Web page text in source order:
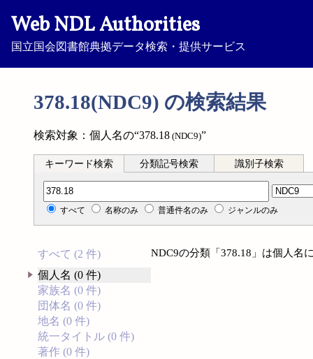
Web NDL Authorities
国立国会図書館典拠データ検索・提供サービス
378.18(NDC9) の検索結果
検索対象：個人名の“378.18 (NDC9)”
キーワード検索 分類記号検索 識別子検索
分類記号検索
すべて 名称のみ 普通件名のみ ジャンルのみ
すべて (2 件)
個人名 (0 件)
家族名 (0 件)
団体名 (0 件)
地名 (0 件)
統一タイトル (0 件)
著作 (0 件)
NDC9の分類「378.18」は個人名